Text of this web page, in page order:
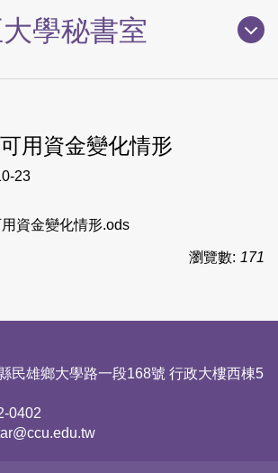
學秘書室
用資金變化情形
23
資金變化情形.ods
瀏覽數: 171
民雄鄉大學路一段168號 行政大樓西棟5
0402